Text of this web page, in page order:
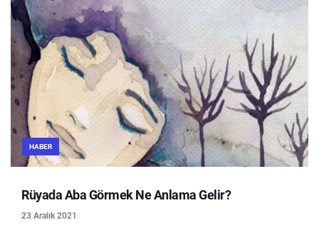
HABER
Rüyada Aba Görmek Ne Anlama Gelir?
23 Aralık 2021